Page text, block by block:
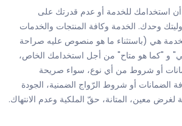
استخدامك للخدمة أو عدم قدرتك على
وحدك. الخدمة وكافة المنتجات والخدمات
هي (باستثناء ما هو منصوص عليه صراحة
و "كما هو متاح" من أجل استخدامك الخاص،
أو شروط من أي نوع، سواء صريحة
الضمانات أو شروط الرّواج الضمنية، الجودة
لغرض معين، المتانة، حقّ الملكية وعدم الانتهاك.